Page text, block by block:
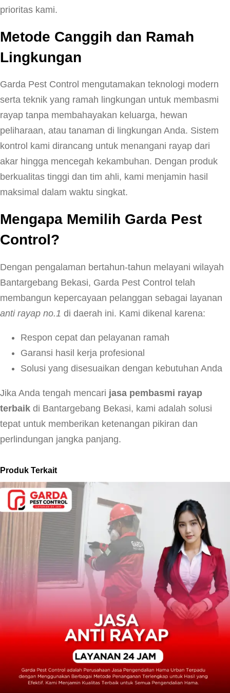
prioritas kami.
Metode Canggih dan Ramah
Lingkungan
Garda Pest Control mengutamakan teknologi modern
serta teknik yang ramah lingkungan untuk membasmi
rayap tanpa membahayakan keluarga, hewan
peliharaan, atau tanaman di lingkungan Anda. Sistem
kontrol kami dirancang untuk menangani rayap dari
akar hingga mencegah kekambuhan. Dengan produk
berkualitas tinggi dan tim ahli, kami menjamin hasil
maksimal dalam waktu singkat.
Mengapa Memilih Garda Pest
Control?
Dengan pengalaman bertahun-tahun melayani wilayah
Bantargebang Bekasi, Garda Pest Control telah
membangun kepercayaan pelanggan sebagai layanan
anti rayap no.1 di daerah ini. Kami dikenal karena:
Respon cepat dan pelayanan ramah
Garansi hasil kerja profesional
Solusi yang disesuaikan dengan kebutuhan Anda
Jika Anda tengah mencari jasa pembasmi rayap
terbaik di Bantargebang Bekasi, kami adalah solusi
tepat untuk memberikan ketenangan pikiran dan
perlindungan jangka panjang.
Produk Terkait